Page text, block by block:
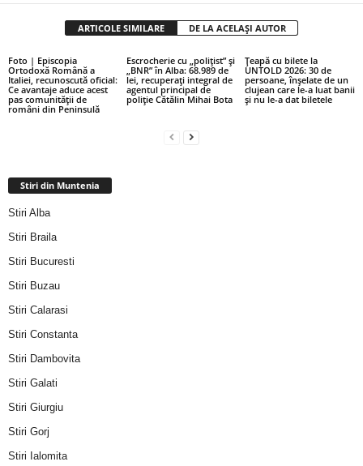
ARTICOLE SIMILARE DE LA ACELAȘI AUTOR
Foto | Episcopia
Ortodoxă Română a
Italiei, recunoscută oficial:
Ce avantaje aduce acest
pas comunității de
români din Peninsulă
Escrocherie cu „polițist” și
„BNR” în Alba: 68.989 de
lei, recuperați integral de
agentul principal de
poliție Cătălin Mihai Bota
Țeapă cu bilete la
UNTOLD 2026: 30 de
persoane, înșelate de un
clujean care le-a luat banii
și nu le-a dat biletele
Stiri din Muntenia
Stiri Alba
Stiri Braila
Stiri Bucuresti
Stiri Buzau
Stiri Calarasi
Stiri Constanta
Stiri Dambovita
Stiri Galati
Stiri Giurgiu
Stiri Gorj
Stiri Ialomita